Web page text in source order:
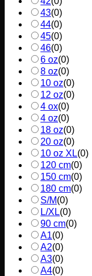
43(0)
44(0)
45(0)
46(0)
6 oz(0)
8 oz(0)
10 oz(0)
12 oz(0)
4 ox(0)
4 oz(0)
18 oz(0)
20 oz(0)
10 oz XL(0)
120 cm(0)
150 cm(0)
180 cm(0)
S/M(0)
L/XL(0)
90 cm(0)
A1(0)
A2(0)
A3(0)
A4(0)